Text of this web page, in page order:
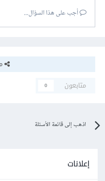
أجب على هذا السؤال...
متابعون
0
اذهب إلى قائمة الأسئلة
إعلانات